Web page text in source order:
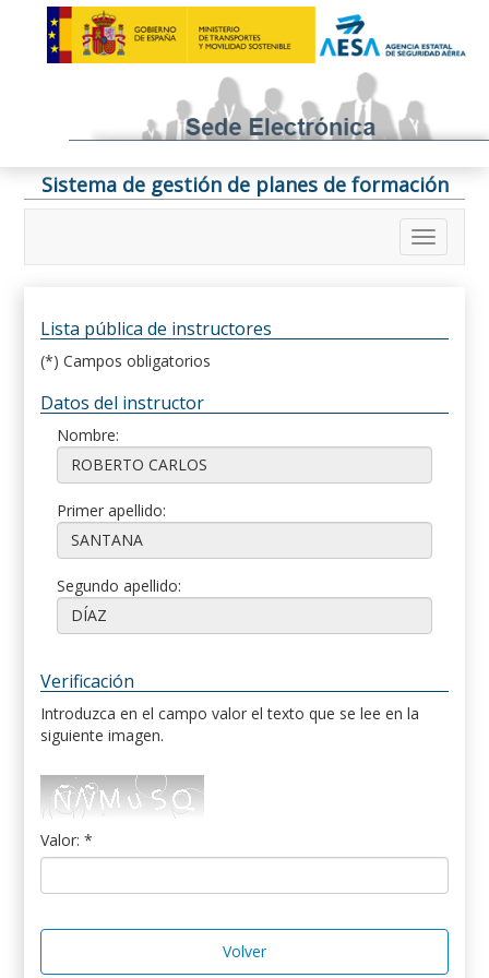
Sistema de gestión de planes de formación
Lista pública de instructores
(*) Campos obligatorios
Datos del instructor
Nombre:
Primer apellido:
Segundo apellido:
Verificación
Introduzca en el campo valor el texto que se lee en la
siguiente imagen.
Valor: *
Volver